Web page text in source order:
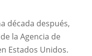
década después,
la Agencia de
Estados Unidos.